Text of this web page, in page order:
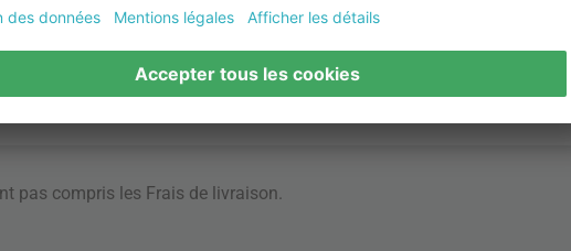
pas compris les Frais de livraison.